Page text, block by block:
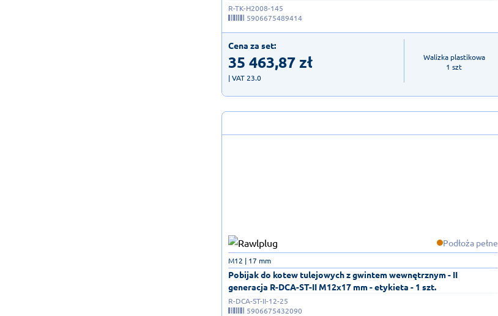
R-TK-H2008-145
5906675489414
Cena za set:
35 463,87zł
| VAT 23.0
Walizka plastikowa
1 szt
Podłoża pełne
Pobijak do kotew tulejowych z gwintem wewnętrznym - II
generacja R-DCA-ST-II M12x17 mm - etykieta - 1 szt.
M12 | 17 mm
R-DCA-ST-II-12-25
5906675432090